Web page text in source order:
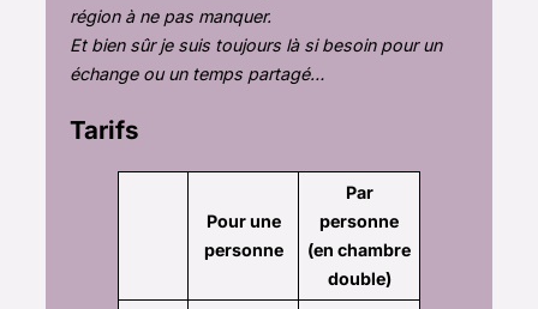
région à ne pas manquer.
Et bien sûr je suis toujours là si besoin pour un
échange ou un temps partagé…
Tarifs
Pour une
personne
Par
personne
(en chambre
double)